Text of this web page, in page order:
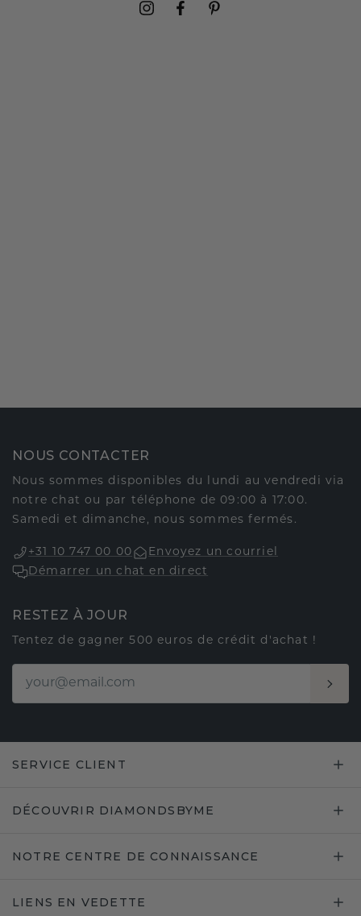
NOUS CONTACTER
Nous sommes disponibles du lundi au vendredi via
notre chat ou par téléphone de 09:00 à 17:00.
Samedi et dimanche, nous sommes fermés.
+31 10 747 00 00
Envoyez un courriel
Démarrer un chat en direct
RESTEZ À JOUR
Tentez de gagner 500 euros de crédit d'achat !
SERVICE CLIENT
DÉCOUVRIR DIAMONDSBYME
NOTRE CENTRE DE CONNAISSANCE
LIENS EN VEDETTE